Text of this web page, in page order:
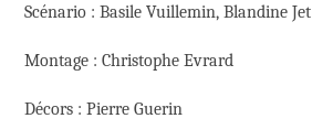
Scénario : Basile Vuillemin, Blandine Jet
Montage : Christophe Evrard
Décors : Pierre Guerin